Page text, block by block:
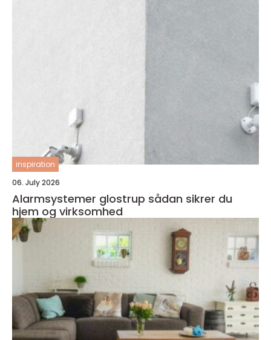
inspiration
06. July 2026
Alarmsystemer glostrup sådan sikrer du
hjem og virksomhed